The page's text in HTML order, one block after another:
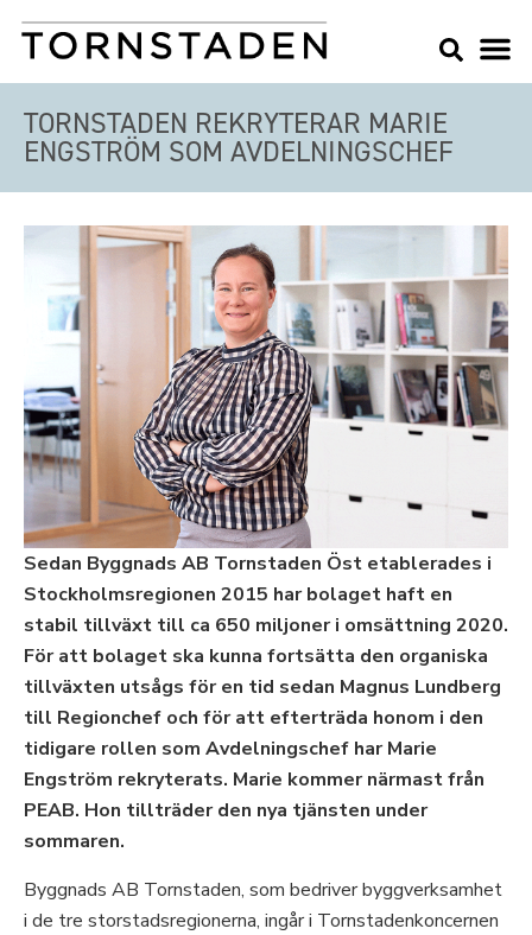
TORNSTADEN REKRYTERAR MARIE
ENGSTRÖM SOM AVDELNINGSCHEF
Sedan Byggnads AB Tornstaden Öst etablerades i
Stockholmsregionen 2015 har bolaget haft en
stabil tillväxt till ca 650 miljoner i omsättning 2020.
För att bolaget ska kunna fortsätta den organiska
tillväxten utsågs för en tid sedan Magnus Lundberg
till Regionchef och för att efterträda honom i den
tidigare rollen som Avdelningschef har Marie
Engström rekryterats. Marie kommer närmast från
PEAB. Hon tillträder den nya tjänsten under
sommaren.
Byggnads AB Tornstaden, som bedriver byggverksamhet
i de tre storstadsregionerna, ingår i Tornstadenkoncernen